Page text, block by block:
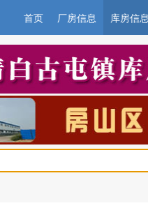
首页 厂房信息 库房信